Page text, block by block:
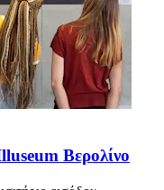
Βερολίνο